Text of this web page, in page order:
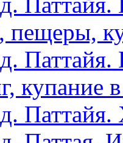
Паттайя.
купание